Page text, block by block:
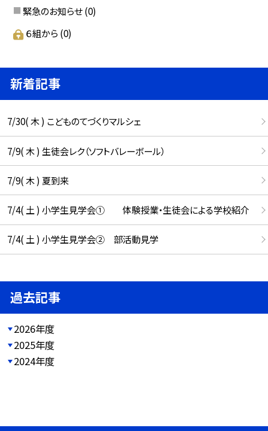
緊急のお知らせ (0)
６組から (0)
新着記事
7/30( 木 ) こどものてづくりマルシェ
7/9( 木 ) 生徒会レク（ソフトバレーボール）
7/9( 木 ) 夏到来
7/4( 土 ) 小学生見学会① 体験授業・生徒会による学校紹介
7/4( 土 ) 小学生見学会② 部活動見学
過去記事
2026年度
2025年度
2024年度